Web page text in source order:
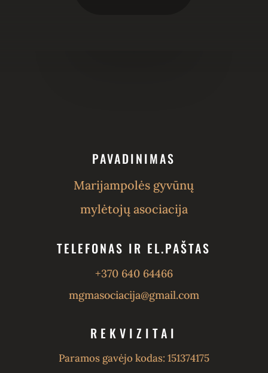
PAVADINIMAS
Marijampolės gyvūnų
mylėtojų asociacija
TELEFONAS IR EL.PAŠTAS
+370 640 64466
mgmasociacija@gmail.com
REKVIZITAI
Paramos gavėjo kodas: 151374175